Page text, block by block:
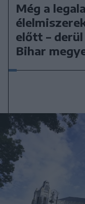
Még a
előtt –
Bihar